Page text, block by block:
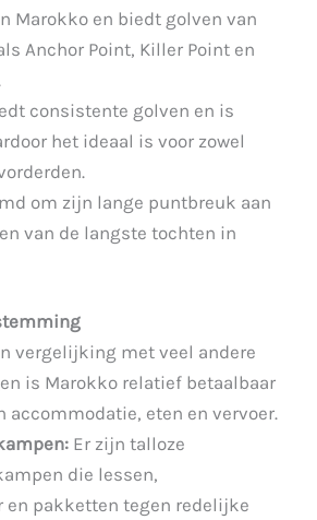
Marokko en biedt golven van
Anchor Point, Killer Point en
consistente golven en is
het ideaal is voor zowel
om zijn lange puntbreuk aan
van de langste tochten in
vergelijking met veel andere
is Marokko relatief betaalbaar
accommodatie, eten en vervoer.
Er zijn talloze
die lessen,
en pakketten tegen redelijke